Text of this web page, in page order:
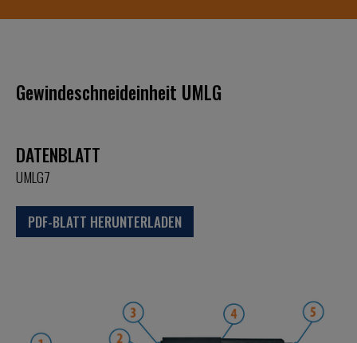
Gewindeschneideinheit UMLG
DATENBLATT
UMLG7
PDF-BLATT HERUNTERLADEN